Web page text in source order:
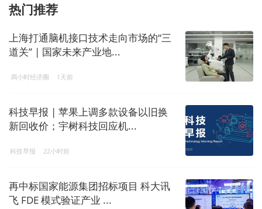
热门推荐
上海打通脑机接口技术走向市场的“三
道关” | 国家未来产业地...
两小时经济圈 1天前
科技早报 | 苹果上调多款设备以旧换
新回收价；宇树科技回应机...
科技早报 22小时前
再中标国家能源集团招标项目 科大讯
飞 FDE 模式验证产业 ...